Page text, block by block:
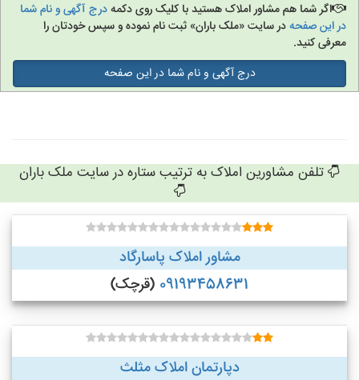
اگر شما هم مشاور املاک هستید با کلیک روی دکمهدرج آگهی و نام شما
در این صفحهدر سایت «ملک باران» ثبت نام نموده و سپس خودتان را
معرفی کنید.
درج آگهی و نام شما در این صفحه
تلفن مشاورین املاک به ترتیب ستاره در سایت ملک باران
مشاور املاک پاسارگاد
09193458631 (قرچک)
دپارتمان املاک مثلث